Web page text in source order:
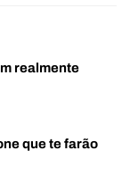
realmente
que te farão